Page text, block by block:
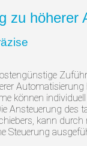
zu höherer
Automatisierung
können
Ansteuerung des
kann durch
Steuerung